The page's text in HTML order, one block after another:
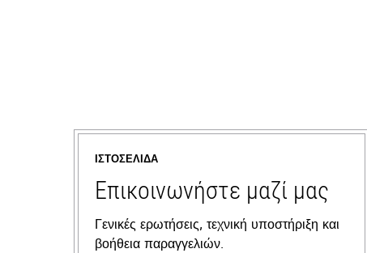
ΙΣΤΟΣΕΛΊΔΑ
Επικοινωνήστε μαζί μας
Γενικές ερωτήσεις, τεχνική υποστήριξη και
βοήθεια παραγγελιών.